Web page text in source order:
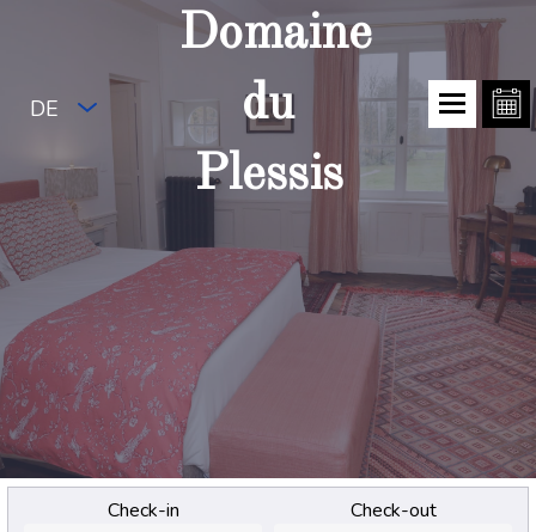
DE
Domaine
du
Plessis
Check-in Check-out